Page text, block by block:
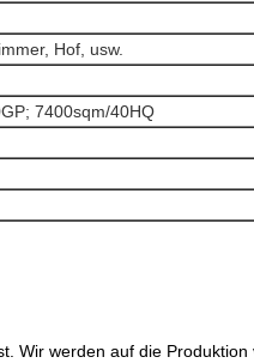
Hof, usw.
7400sqm/40HQ
Wir werden auf die